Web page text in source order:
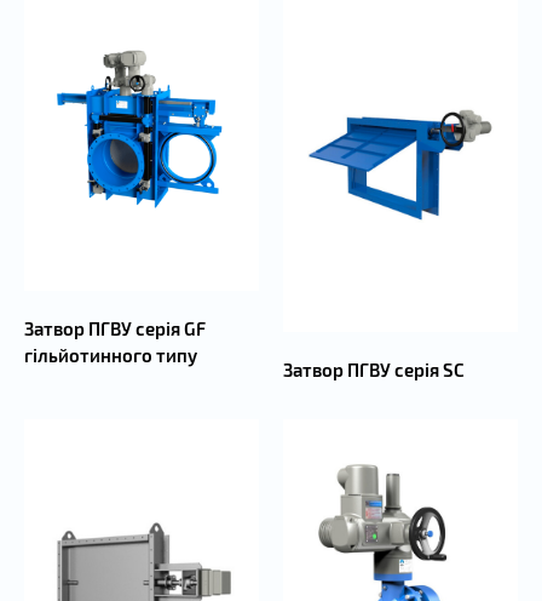
Затвор ПГВУ серія GF
гільйотинного типу
Затвор ПГВУ серія SC